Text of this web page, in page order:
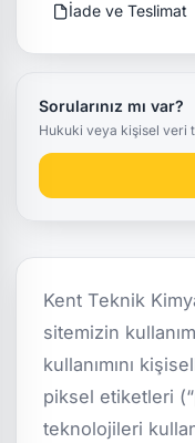
İade ve Teslimat
Sorularınız mı var?
Hukuki veya kişisel veri
Kent Teknik
sitemizin
kullanımını
piksel etiketleri
teknolojileri